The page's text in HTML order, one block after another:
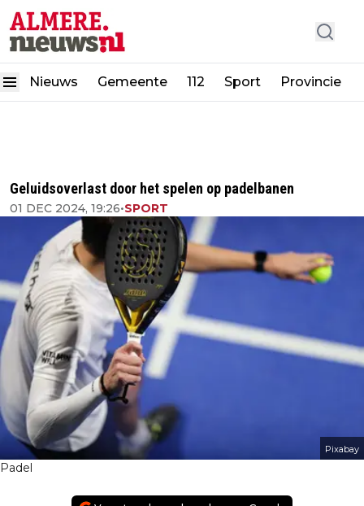
Nieuws Gemeente 112 Sport Provincie
Geluidsoverlast door het spelen op padelbanen
01 DEC 2024, 19:26•SPORT
Pixabay
Padel